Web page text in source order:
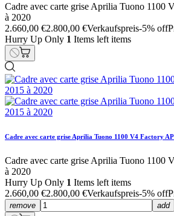
Cadre avec carte grise Aprilia Tuono 1100
à 2020
2.660,00 €2.800,00 €Verkaufspreis-5% off
Hurry Up Only 1 Items left items
Cadre avec carte grise Aprilia Tuono 1100 V4 Factory
Cadre avec carte grise Aprilia Tuono 1100
à 2020
Hurry Up Only 1 Items left items
2.660,00 €2.800,00 €Verkaufspreis-5% off
remove add